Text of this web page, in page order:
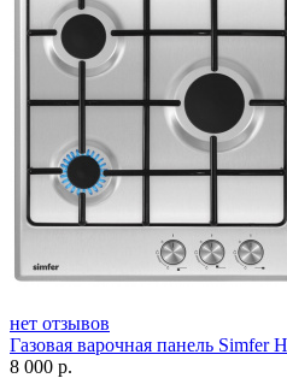
нет отзывов
Газовая варочная панель Simfer
8 000 р.